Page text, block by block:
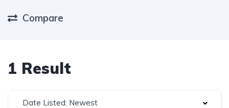
Compare
1 Result
Date Listed: Newest